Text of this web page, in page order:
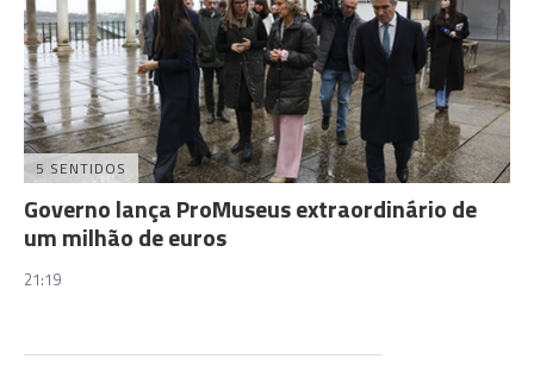
5 SENTIDOS
Governo lança ProMuseus extraordinário de
um milhão de euros
21:19